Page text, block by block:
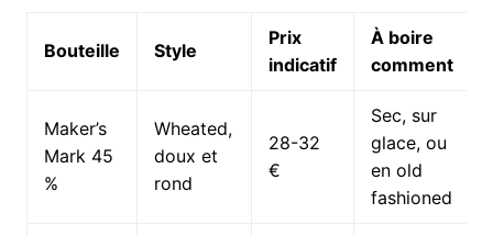
Bouteille Style
Prix
indicatif
À boire
comment
Maker’s
Mark 45
%
Wheated,
doux et
rond
28-32
€
Sec, sur
glace, ou
en old
fashioned